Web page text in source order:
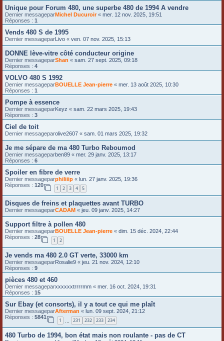
Unique pour Forum 480, une superbe 480 de 1994 A vendre
Dernier messageparMichel Ducuroir« mer. 12 nov. 2025, 19:51
Réponses : 1
Vends 480 S de 1995
Dernier messageparLivo « ven. 07 nov. 2025, 15:13
DONNE lève-vitre côté conducteur origine
Dernier messageparShan « sam. 27 sept. 2025, 09:18
Réponses : 4
VOLVO 480 S 1992
Dernier messageparBOUELLE Jean-pierre « mer. 13 août 2025, 10:30
Réponses : 1
Pompe à essence
Dernier messageparKeyz « sam. 22 mars 2025, 19:43
Réponses : 3
Ciel de toit
Dernier messageparolive2607 « sam. 01 mars 2025, 19:32
Je me sépare de ma 480 Turbo Reboumod
Dernier messageparben89 « mer. 29 janv. 2025, 13:17
Réponses : 6
Spoiler en fibre de verre
Dernier messageparphiliiip « lun. 27 janv. 2025, 19:36
Réponses : 120
1 2 3 4 5
Disques de freins et plaquettes avant TURBO
Dernier messageparCADAM « jeu. 09 janv. 2025, 14:27
Support filtre à pollen 480
Dernier messageparBOUELLE Jean-pierre « dim. 15 déc. 2024, 22:44
Réponses : 28
1 2
Je vends ma 480 2.0 GT verte, 33000 km
Dernier messageparRosalie9 « jeu. 21 nov. 2024, 12:10
Réponses : 9
pièces 480 et 460
Dernier messageparxxxxxxtrrrrmm « mer. 16 oct. 2024, 19:31
Réponses : 15
Sur Ebay (et consorts), il y a tout ce qui me plaît
Dernier messageparAfterman « lun. 09 sept. 2024, 21:12
Réponses : 5841
1 … 231 232 233 234
480 Turbo de 1994, bon état mais non roulante - pas de CT